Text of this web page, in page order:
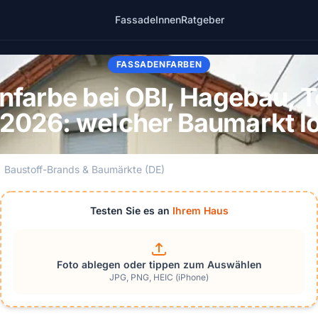
FassadeInnenRatgeber
FASSADENFARBEN
bei OBI, Hagebau,
welcher Baumarkt
Baustoff-Brands & Baumärkte (DE)
Testen Sie es an Ihrem Haus
Foto ablegen oder tippen zum Auswählen
JPG, PNG, HEIC (iPhone)